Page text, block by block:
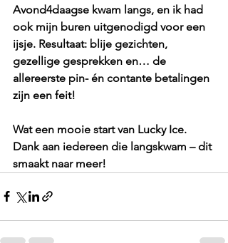
Avond4daagse kwam langs, en ik had
ook mijn buren uitgenodigd voor een
ijsje. Resultaat: blije gezichten,
gezellige gesprekken en… de
allereerste pin- én contante betalingen
zijn een feit!
Wat een mooie start van Lucky Ice.
Dank aan iedereen die langskwam – dit
smaakt naar meer!